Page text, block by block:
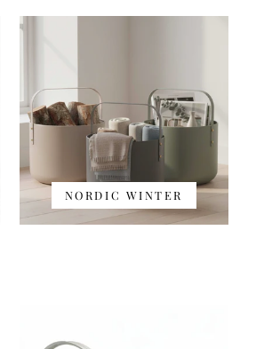
NORDIC WINTER